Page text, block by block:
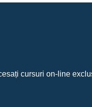
cursuri on-line